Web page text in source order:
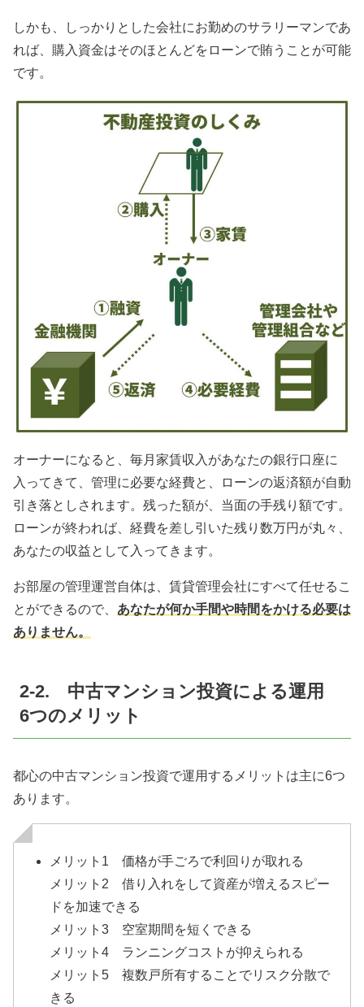
しかも、しっかりとした会社にお勤めのサラリーマンであ
れば、購入資金はそのほとんどをローンで賄うことが可能
です。
オーナーになると、毎月家賃収入があなたの銀行口座に
入ってきて、管理に必要な経費と、ローンの返済額が自動
引き落としされます。残った額が、当面の手残り額です。
ローンが終われば、経費を差し引いた残り数万円が丸々、
あなたの収益として入ってきます。
お部屋の管理運営自体は、賃貸管理会社にすべて任せるこ
とができるので、 あなたが何か手間や時間をかける必要は
ありません。
2-2. 中古マンション投資による運用
6つのメリット
都心の中古マンション投資で運用するメリットは主に6つ
あります。
メリット1 価格が手ごろで利回りが取れる
メリット2 借り入れをして資産が増えるスピー
ドを加速できる
メリット3 空室期間を短くできる
メリット4 ランニングコストが抑えられる
メリット5 複数戸所有することでリスク分散で
きる